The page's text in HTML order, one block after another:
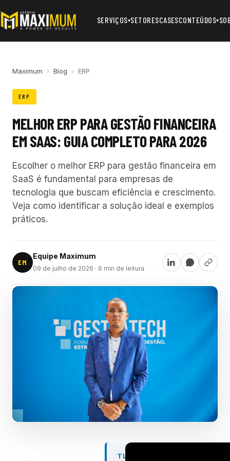
SERVIÇOS▾SETORESCASESCONTEÚDOS▾
Maximum › Blog › ERP
ERP
MELHOR ERP PARA GESTÃO FINANCEIRA
EM SAAS: GUIA COMPLETO PARA 2026
Escolher o melhor ERP para gestão financeira em
SaaS é fundamental para empresas de
tecnologia que buscam eficiência e crescimento.
Veja como identificar a solução ideal e exemplos
práticos.
EM
Equipe Maximum
09 de julho de 2026 · 6 min de leitura
TL;DR